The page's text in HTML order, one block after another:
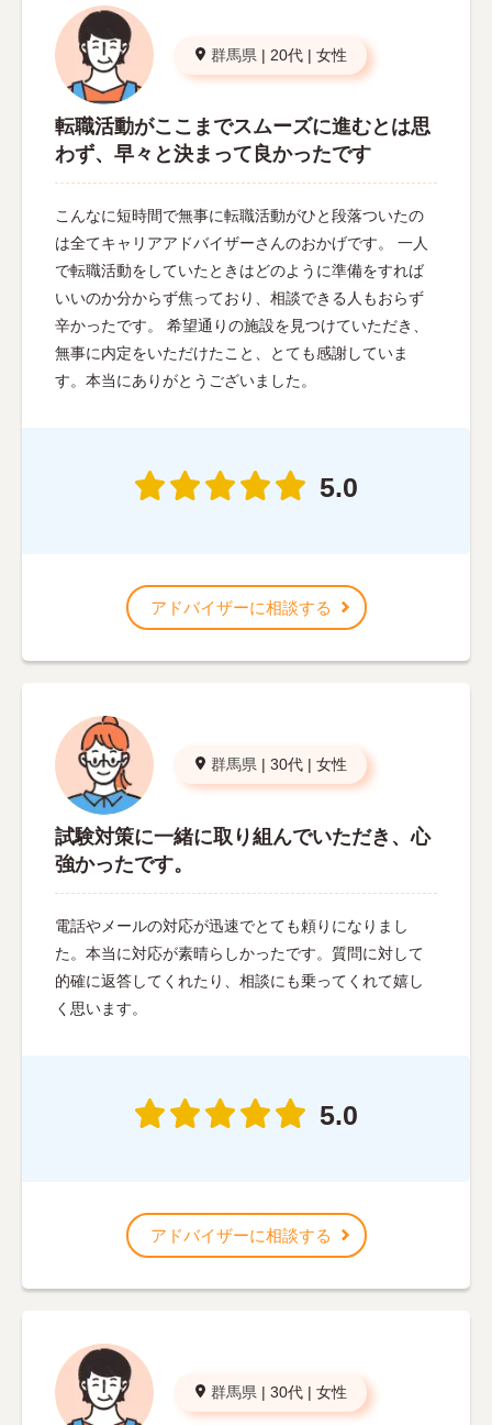
群馬県 | 20代 | 女性
転職活動がここまでスムーズに進むとは思
わず、早々と決まって良かったです
こんなに短時間で無事に転職活動がひと段落ついたの
は全てキャリアアドバイザーさんのおかげです。 一人
で転職活動をしていたときはどのように準備をすれば
いいのか分からず焦っており、相談できる人もおらず
辛かったです。 希望通りの施設を見つけていただき、
無事に内定をいただけたこと、とても感謝していま
す。本当にありがとうございました。
5.0
アドバイザーに相談する
群馬県 | 30代 | 女性
試験対策に一緒に取り組んでいただき、心
強かったです。
電話やメールの対応が迅速でとても頼りになりまし
た。本当に対応が素晴らしかったです。質問に対して
的確に返答してくれたり、相談にも乗ってくれて嬉し
く思います。
5.0
アドバイザーに相談する
群馬県 | 30代 | 女性